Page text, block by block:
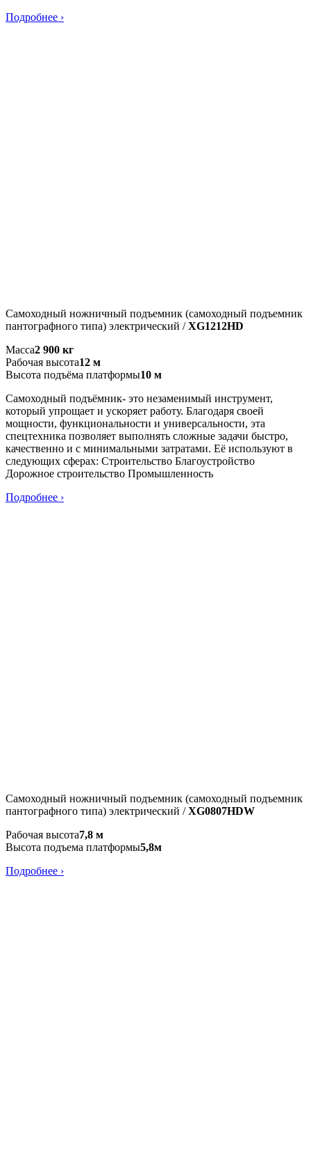
Подробнее ›
Самоходный ножничный подъемник (самоходный подъемник
пантографного типа) электрический /XG1212HD
Масса2 900 кг
Рабочая высота12 м
Высота подъёма платформы10 м
Самоходный подъёмник- это незаменимый инструмент,
который упрощает и ускоряет работу. Благодаря своей
мощности, функциональности и универсальности, эта
спецтехника позволяет выполнять сложные задачи быстро,
качественно и с минимальными затратами. Её используют в
следующих сферах: Строительство Благоустройство
Дорожное строительство Промышленность
Подробнее ›
Самоходный ножничный подъемник (самоходный подъемник
пантографного типа) электрический /XG0807HDW
Рабочая высота7,8 м
Высота подъема платформы5,8м
Подробнее ›